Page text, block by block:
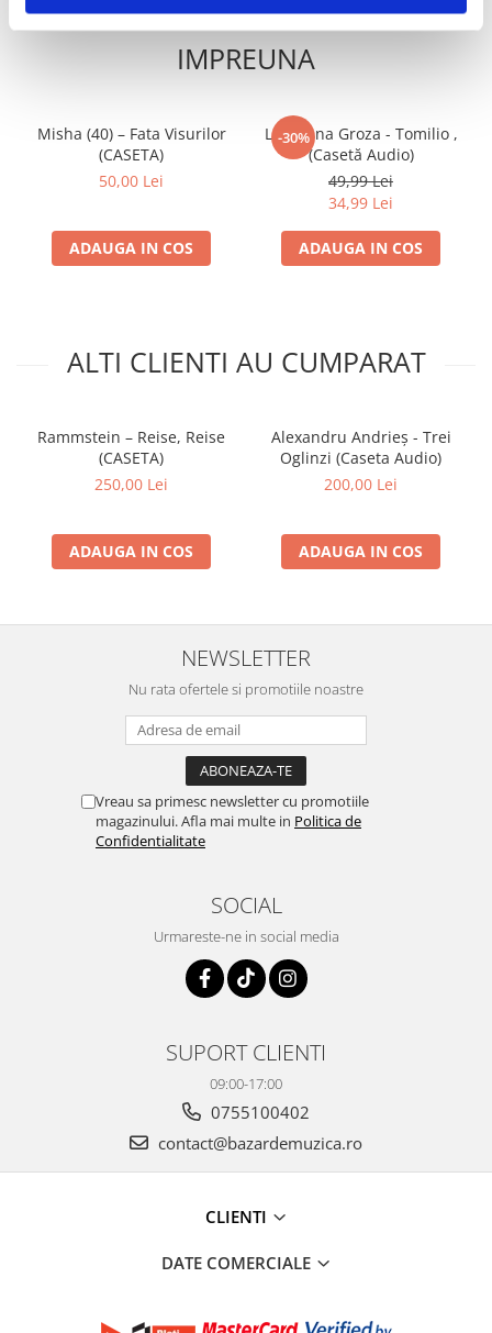
FRECVENT CUMPARATE
IMPREUNA
Misha (40) – Fata Visurilor
(CASETA)
50,00 Lei
ADAUGA IN COS
-30%
Loredana Groza - Tomilio ,
(Casetă Audio)
49,99 Lei
34,99 Lei
ADAUGA IN COS
ALTI CLIENTI AU CUMPARAT
Rammstein – Reise, Reise
(CASETA)
250,00 Lei
ADAUGA IN COS
Alexandru Andrieș - Trei
Oglinzi (Caseta Audio)
200,00 Lei
ADAUGA IN COS
NEWSLETTER
Nu rata ofertele si promotiile noastre
Vreau sa primesc newsletter cu promotiile
magazinului. Afla mai multe in Politica de
Confidentialitate
SOCIAL
Urmareste-ne in social media
SUPORT CLIENTI
09:00-17:00
0755100402
contact@bazardemuzica.ro
CLIENTI
DATE COMERCIALE